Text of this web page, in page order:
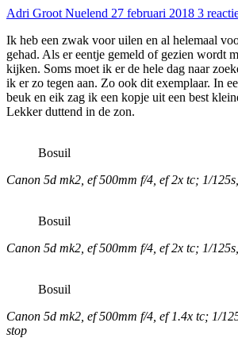
Adri Groot Nuelend 27 februari 2018 3
Ik heb een zwak voor uilen en al helemaal
gehad. Als er eentje gemeld of gezien wordt
kijken. Soms moet ik er de hele dag naar
ik er zo tegen aan. Zo ook dit exemplaar. In
beuk en eik zag ik een kopje uit een best
Lekker duttend in de zon.
Bosuil
Canon 5d mk2, ef 500mm f/4, ef 2x tc; 1/
Bosuil
Canon 5d mk2, ef 500mm f/4, ef 2x tc; 1/
Bosuil
Canon 5d mk2, ef 500mm f/4, ef 1.4x tc; 1/
stop